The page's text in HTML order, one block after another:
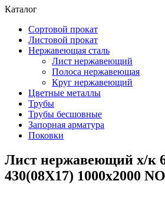
Каталог
Сортовой прокат
Листовой прокат
Нержавеющая сталь
Лист нержавеющий
Полоса нержавеющая
Круг нержавеющий
Цветные металлы
Трубы
Трубы бесшовные
Запорная арматура
Поковки
Лист нержавеющий х/к
430(08X17) 1000х2000